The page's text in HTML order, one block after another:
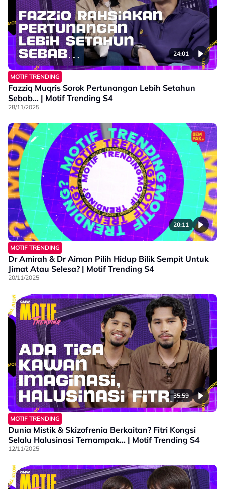
24:01
MOTIF TRENDING
Fazziq Muqris Sorok Pertunangan Lebih Setahun
Sebab… | Motif Trending S4
28/11/2025
20:11
MOTIF TRENDING
Dr Amirah & Dr Aiman Pilih Hidup Bilik Sempit Untuk
Jimat Atau Selesa? | Motif Trending S4
20/11/2025
35:59
MOTIF TRENDING
Dunia Mistik & Skizofrenia Berkaitan? Fitri Kongsi
Selalu Halusinasi Ternampak... | Motif Trending S4
12/11/2025